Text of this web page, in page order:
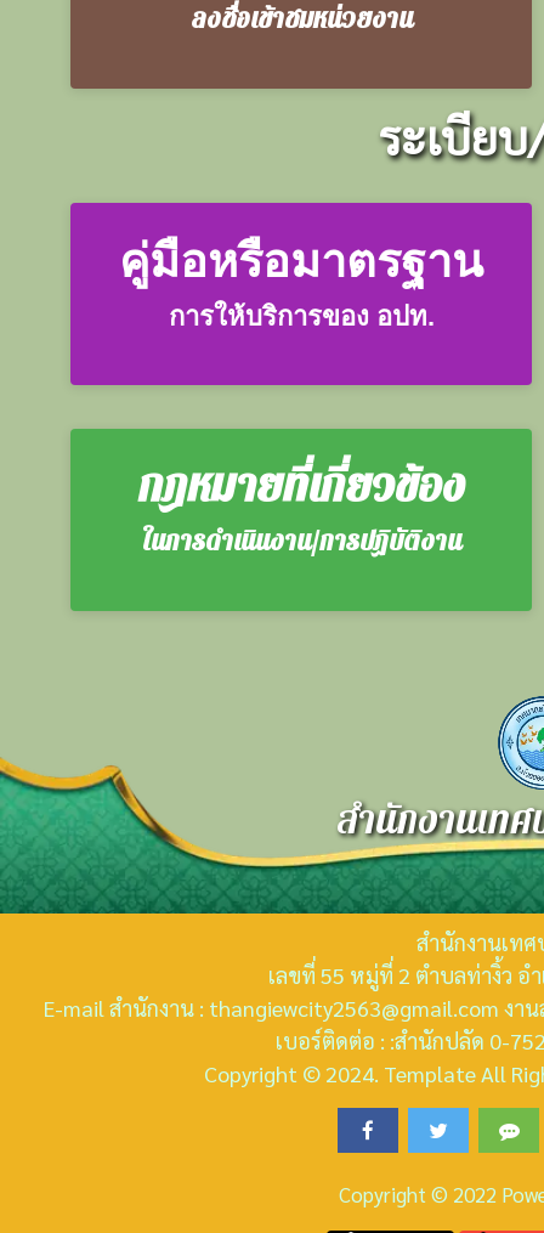
ลงชื่อเข้าชมหน่วยงาน
ระเบีย
คู่มือหรือมาตรฐาน
การให้บริการของ อปท.
กฎหมายที่เกี่ยวข้อง
ในการดำเนินงาน/การปฏิบัติงาน
สำนักงานเท
สำนักงานเท
เลขที่ 55 หมู่ที่ 2 ตำบลท่างิ้ว อ
E-mail สำนักงาน : thangiewcity2563@gmail.com งา
เบอร์ติดต่อ : :สำนักปลัด 0-
Copyright © 2024. Template All
Copyright © 2022